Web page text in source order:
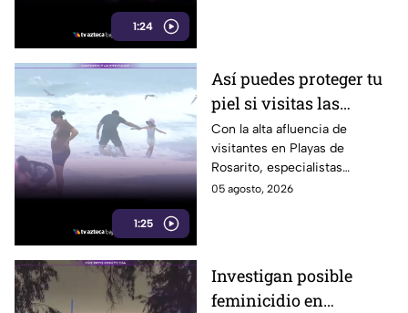
1:24
1:25
Así puedes proteger tu
piel si visitas las
playas de Rosarito
durante el verano
Con la alta afluencia de
visitantes en Playas de
Rosarito, especialistas
recomiendan reaplicar
05 agosto, 2026
Investigan posible
feminicidio en